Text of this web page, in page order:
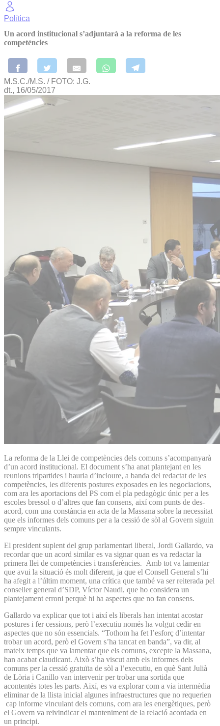
Política
Un acord institucional s’adjuntarà a la reforma de les
competències
M.S.C./M.S. / FOTO: J.G.
dt., 16/05/2017
La reforma de la Llei de competències dels comuns s’acompanyarà
d’un acord institucional. El document s’ha anat plantejant en les
reunions tripartides i hauria d’incloure, a banda del redactat de les
competències, les diferents postures exposades en les negociacions,
com ara les aportacions del PS com el pla pedagògic únic per a les
escoles bressol o d’altres que fan consens, així com punts de des­
acord, com una constància en acta de la Massana sobre la necessitat
que els informes dels comuns per a la cessió de sòl al Govern siguin
sempre vinculants.
El president suplent del grup parlamentari liberal, Jordi Gallardo, va
recordar que un acord similar es va signar quan es va redactar la
primera llei de competències i transferències. Amb tot va lamentar
que avui la situació és molt diferent, ja que el Consell General s’hi
ha afegit a l’últim moment, una crítica que també va ser reiterada pel
conseller general d’SDP, Víctor Naudi, que ho considera un
plantejament erroni perquè hi ha aspectes que no fan consens.
Gallardo va explicar que tot i així els liberals han intentat acostar
postures i fer cessions, però l’executiu només ha volgut cedir en
aspectes que no són essencials. “Tothom ha fet l’esforç d’intentar
trobar un acord, però el Govern s’ha tancat en banda”, va dir, al
mateix temps que va lamentar que els comuns, excepte la Massana,
han acabat claudicant. Això s’ha viscut amb els informes dels
comuns per la cessió gratuïta de sòl a l’executiu, en què Sant Julià
de Lòria i Canillo van intervenir per trobar una sortida que
acontentés totes les parts. Així, es va explorar com a via intermèdia
eliminar de la llista inicial algunes infraestructures que no requerien
cap informe vinculant dels comuns, com ara les energètiques, però
el Govern va reivindicar el manteniment de la relació acordada en
un principi.